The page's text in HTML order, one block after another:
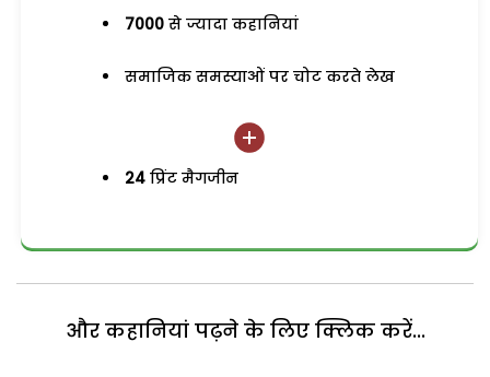
7000 से ज्यादा कहानियां
समाजिक समस्याओं पर चोट करते लेख
24 प्रिंट मैगजीन
और कहानियां पढ़ने के लिए क्लिक करें...